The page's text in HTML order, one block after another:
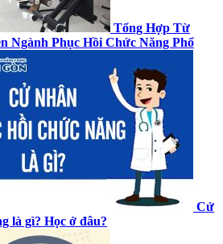
Tổng Hợp Từ
Ngành Phục Hồi Chức Năng Phổ
Cử
là gì? Học ở đâu?